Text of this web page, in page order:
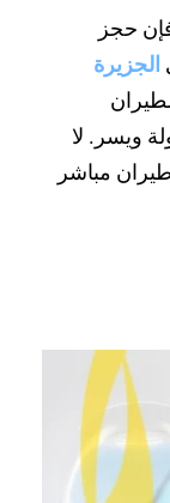
حجز
الجزيرة
ويسر. لا
مباشر